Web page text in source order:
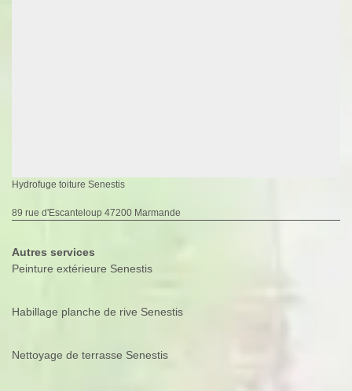
Hydrofuge toiture Senestis
89 rue d'Escanteloup 47200 Marmande
Autres services
Peinture extérieure Senestis
Habillage planche de rive Senestis
Nettoyage de terrasse Senestis